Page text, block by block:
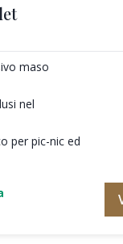
maso
nel
per pic-nic ed